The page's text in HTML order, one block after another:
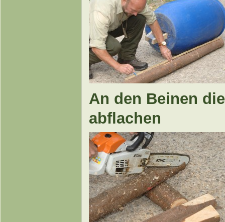
An den Beinen
abflachen